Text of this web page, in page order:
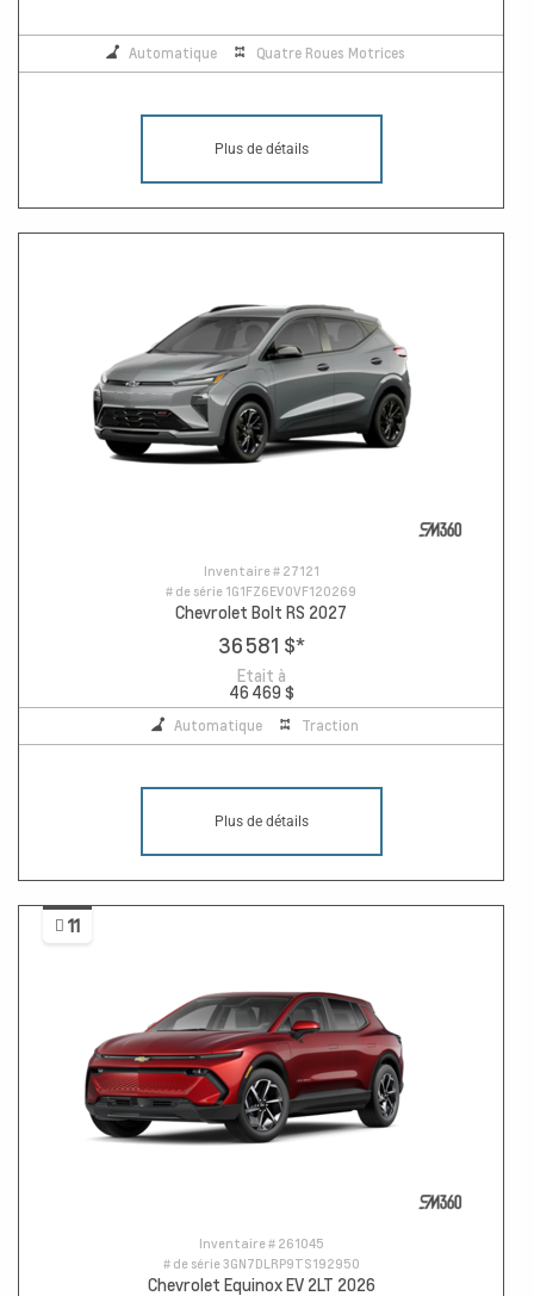
Automatique Quatre Roues Motrices
Plus de détails
Inventaire # 27121
# de série 1G1FZ6EV0VF120269
Chevrolet Bolt RS 2027
36 581 $*
Etait à
46 469 $
Automatique Traction
Plus de détails
11
Inventaire # 261045
# de série3GN7DLRP9TS192950
Chevrolet Equinox EV 2LT 2026